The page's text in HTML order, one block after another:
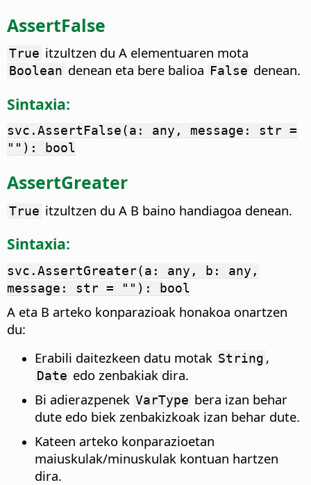
AssertFalse
True itzultzen du A elementuaren mota
Boolean denean eta bere balioa False denean.
Sintaxia:
svc.AssertFalse(a: any, message: str =
""): bool
AssertGreater
True itzultzen du A B baino handiagoa denean.
Sintaxia:
svc.AssertGreater(a: any, b: any,
message: str = ""): bool
A eta B arteko konparazioak honakoa onartzen
du:
Erabili daitezkeen datu motak String ,
Date edo zenbakiak dira.
Bi adierazpenek VarType bera izan behar
dute edo biek zenbakizkoak izan behar dute.
Kateen arteko konparazioetan
maiuskulak/minuskulak kontuan hartzen
dira.